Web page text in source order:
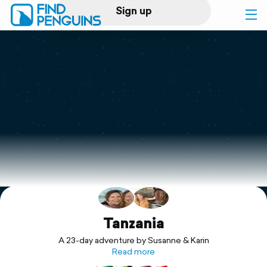
Sign up
Log in
Print a book
Flyover video
Explore
Tanzania
A 23-day adventure by Susanne & Karin
Read more